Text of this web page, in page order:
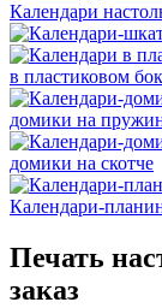
Календари
в пластиковом
домики на
домики на скотче
Календари-
Печать
заказ